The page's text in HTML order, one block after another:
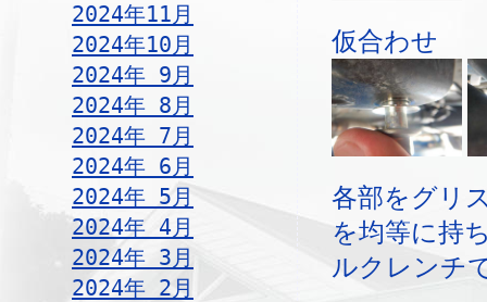
2024年11月
2024年10月
2024年 9月
2024年 8月
2024年 7月
2024年 6月
2024年 5月
2024年 4月
2024年 3月
2024年 2月
仮合わせ
各部をグリ
を均等に持
ルクレンチ